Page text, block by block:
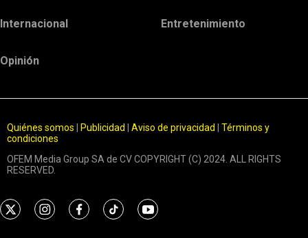
Internacional Entretenimiento
Opinión
Quiénes somos Publicidad Aviso de privacidad
Términos y
condiciones
OFEM Media Group SA de CV COPYRIGHT (C) 2024. ALL RIGHTS
RESERVED.
t
i
f
t
y